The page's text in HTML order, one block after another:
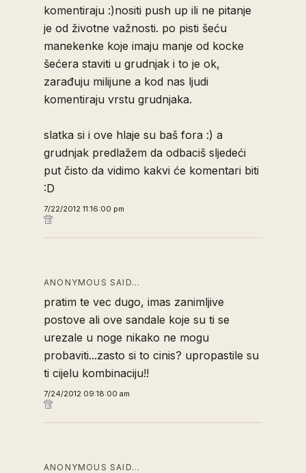
komentiraju :)nositi push up ili ne pitanje
je od životne važnosti. po pisti šeću
manekenke koje imaju manje od kocke
šećera staviti u grudnjak i to je ok,
zarađuju milijune a kod nas ljudi
komentiraju vrstu grudnjaka.
slatka si i ove hlaje su baš fora :) a
grudnjak predlažem da odbaciš sljedeći
put čisto da vidimo kakvi će komentari biti
:D
7/22/2012 11:16:00 pm
ANONYMOUS SAID…
pratim te vec dugo, imas zanimljive
postove ali ove sandale koje su ti se
urezale u noge nikako ne mogu
probaviti...zasto si to cinis? upropastile su
ti cijelu kombinaciju!!
7/24/2012 09:18:00 am
ANONYMOUS SAID…